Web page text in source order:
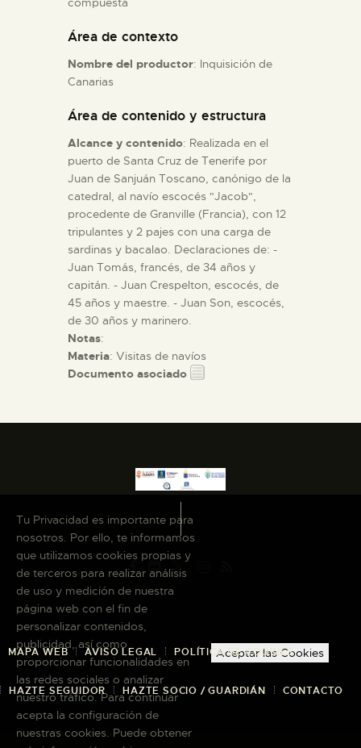
ESPAÑOL
Área de contexto
Nombre del productor: Inquisición de
Canarias
Área de contenido y estructura
Alcance y contenido: Realizada en el
puerto de Santa Cruz de Tenerife por
Juan de Sanjuán Toscano, canónigo de la
catedral, al navío escocés "Jacob",
procedente de Granville (Francia), con 12
tripulantes y 2 pajes con una carga de
sardinas y bacalao. Declaraciones de: -
Juan Tomás, francés, de 34 años y
capitán. - Juan Crespelton, escocés, de
45 años y maestre. - Juan Son, escocés,
de 30 años y marinero.
Notas:
Materia: Visitas de navíos
Documento asociado
MAPA WEB AVISO LEGAL POLÍTICA DE COOKIES
HAZTE SEGUIDOR HAZTE SOCIO / GUARDIÁN CONTACTO
Tu Privacidad es importante para
nosotros. Por ello, te informamos
que utilizamos cookies propias y
de terceros para realizar análisis
de uso y medición de nuestra
página web con el fin de
personalizar contenidos,
publicidad, así como
proporcionar funcionalidades en
las redes sociales o analizar
nuestro tráfico. Para continuar
acepta la configuración de
nuestras cookies. Puede obtener
Aceptar las Cookies